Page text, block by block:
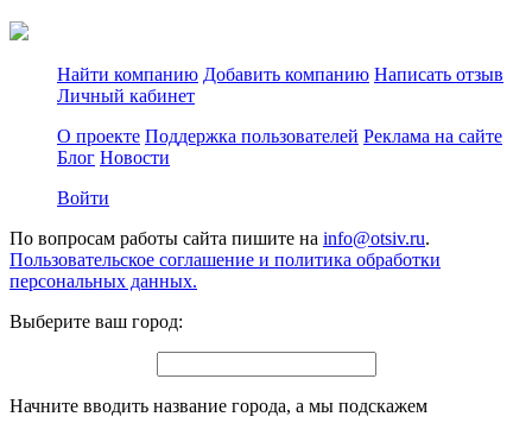
Найти компанию Добавить компанию Написать отзыв
Личный кабинет
О проекте Поддержка пользователей Реклама на сайте
Блог Новости
Войти
По вопросам работы сайта пишите на info@otsiv.ru.
Пользовательское соглашение и политика обработки
персональных данных.
Выберите ваш город:
Начните вводить название города, а мы подскажем